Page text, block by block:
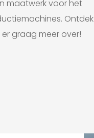
maatwerk voor het
Ontdek
graag meer over!